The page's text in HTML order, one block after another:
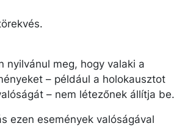
nyilvánul meg, hogy valaki a
– például a holokausztot
– nem létezőnek állítja be.
ezen események valóságával